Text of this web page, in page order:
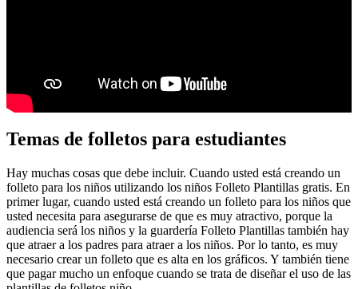
Temas de folletos para estudiantes
Hay muchas cosas que debe incluir. Cuando usted está creando un
folleto para los niños utilizando los niños Folleto Plantillas gratis. En
primer lugar, cuando usted está creando un folleto para los niños que
usted necesita para asegurarse de que es muy atractivo, porque la
audiencia será los niños y la guardería Folleto Plantillas también hay
que atraer a los padres para atraer a los niños. Por lo tanto, es muy
necesario crear un folleto que es alta en los gráficos. Y también tiene
que pagar mucho un enfoque cuando se trata de diseñar el uso de las